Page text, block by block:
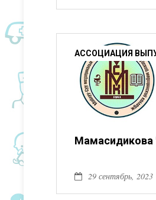
АССОЦИАЦИЯ
Мамасидикова
29 сентябрь, 2023